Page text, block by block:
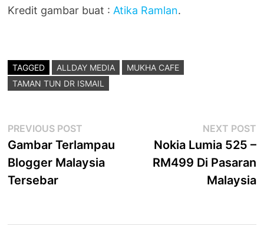
Kredit gambar buat : Atika Ramlan.
TAGGED ALLDAY MEDIA
MUKHA CAFE
TAMAN TUN DR ISMAIL
Post
navigation
PREVIOUS POST
post:
Gambar Terlampau
Blogger Malaysia
Tersebar
NEXT POST
Nokia Lumia 525 –
RM499 Di Pasaran
Malaysia